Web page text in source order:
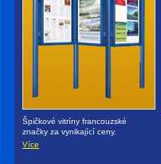
Špičkové vitríny francouzské
značky za vynikající ceny.
Více